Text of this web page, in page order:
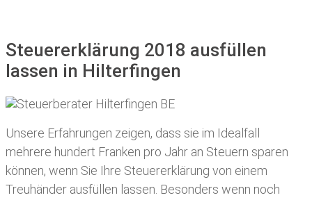
Steuererklärung 2018 ausfüllen
lassen in Hilterfingen
Unsere Erfahrungen zeigen, dass sie im Idealfall
mehrere hundert Franken pro Jahr an Steuern sparen
können, wenn Sie Ihre Steuererklärung von einem
Treuhänder ausfüllen lassen . Besonders wenn noch